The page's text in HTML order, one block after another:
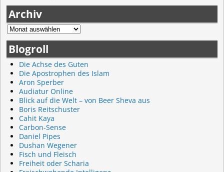
Archiv
Blogroll
Die Achse des Guten
Die Apostrophen des Islam
Aron Sperber
Audiatur Online
Blick auf die Welt – von Beer Sheva aus
Boris Reitschuster
Cahit Kaya
Carbon-Sense
Daniel Pipes
Dushan Wegener
Fisch und Fleisch
Freiheit oder Scharia